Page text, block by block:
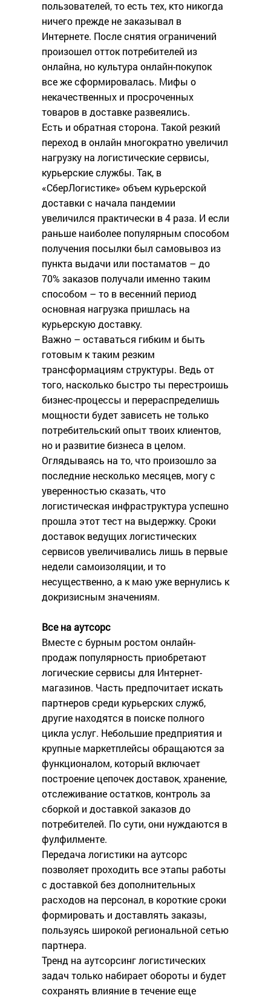
пользователей, то есть тех, кто никогда
ничего прежде не заказывал в
Интернете. После снятия ограничений
произошел отток потребителей из
онлайна, но культура онлайн-покупок
все же сформировалась. Мифы о
некачественных и просроченных
товаров в доставке развеялись.
Есть и обратная сторона. Такой резкий
переход в онлайн многократно увеличил
нагрузку на логистические сервисы,
курьерские службы. Так, в
«СберЛогистике» объем курьерской
доставки с начала пандемии
увеличился практически в 4 раза. И если
раньше наиболее популярным способом
получения посылки был самовывоз из
пункта выдачи или постаматов – до
70% заказов получали именно таким
способом – то в весенний период
основная нагрузка пришлась на
курьерскую доставку.
Важно – оставаться гибким и быть
готовым к таким резким
трансформациям структуры. Ведь от
того, насколько быстро ты перестроишь
бизнес-процессы и перераспределишь
мощности будет зависеть не только
потребительский опыт твоих клиентов,
но и развитие бизнеса в целом.
Оглядываясь на то, что произошло за
последние несколько месяцев, могу с
уверенностью сказать, что
логистическая инфраструктура успешно
прошла этот тест на выдержку. Сроки
доставок ведущих логистических
сервисов увеличивались лишь в первые
недели самоизоляции, и то
несущественно, а к маю уже вернулись к
докризисным значениям.
Все на аутсорс
Вместе с бурным ростом онлайн-
продаж популярность приобретают
логические сервисы для Интернет-
магазинов. Часть предпочитает искать
партнеров среди курьерских служб,
другие находятся в поиске полного
цикла услуг. Небольшие предприятия и
крупные маркетплейсы обращаются за
функционалом, который включает
построение цепочек доставок, хранение,
отслеживание остатков, контроль за
сборкой и доставкой заказов до
потребителей. По сути, они нуждаются в
фулфилменте.
Передача логистики на аутсорс
позволяет проходить все этапы работы
с доставкой без дополнительных
расходов на персонал, в короткие сроки
формировать и доставлять заказы,
пользуясь широкой региональной сетью
партнера.
Тренд на аутсорсинг логистических
задач только набирает обороты и будет
сохранять влияние в течение еще